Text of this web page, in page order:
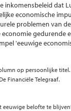
inkomensbeleid dat
economische
problemen van
gedurende
'eeuwige
op persoonlijke
Financiële Telegraaf.
eeuwige belofte te